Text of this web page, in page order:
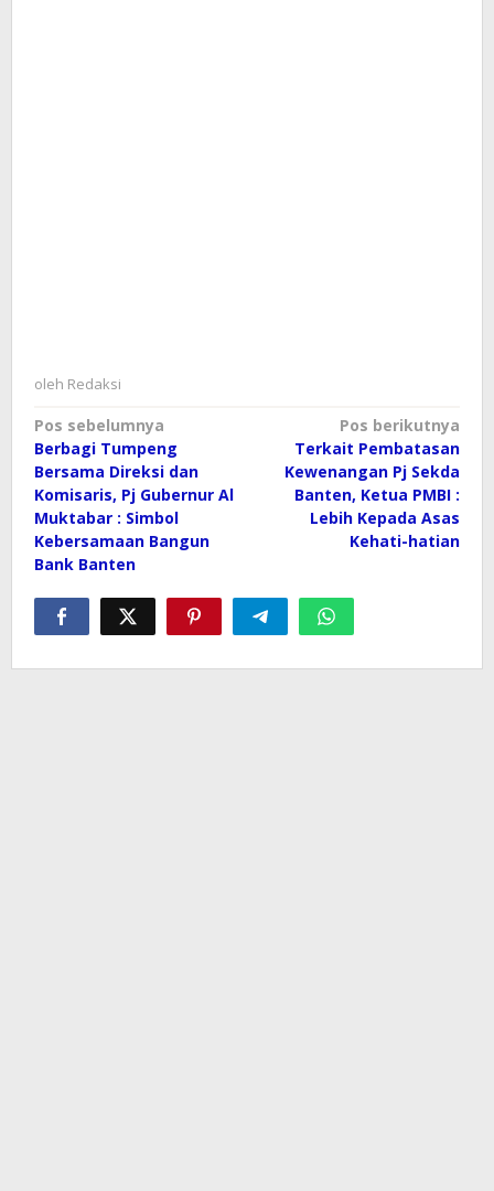
oleh Redaksi
Navigasi
pos
Pos sebelumnya
Berbagi Tumpeng
Bersama Direksi dan
Komisaris, Pj Gubernur Al
Muktabar : Simbol
Kebersamaan Bangun
Bank Banten
Pos berikutnya
Terkait Pembatasan
Kewenangan Pj Sekda
Banten, Ketua PMBI :
Lebih Kepada Asas
Kehati-hatian